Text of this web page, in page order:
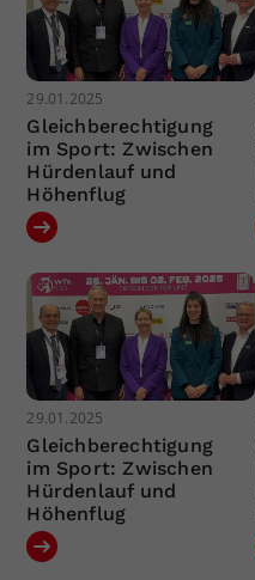
29.01.2025
Gleichberechtigung
im Sport: Zwischen
Hürdenlauf und
Höhenflug
29.01.2025
Gleichberechtigung
im Sport: Zwischen
Hürdenlauf und
Höhenflug